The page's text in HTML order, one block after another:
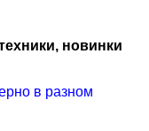
новинки
в разном